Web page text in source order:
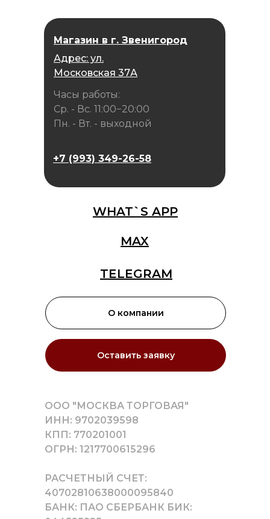
Оставить заявку
О компании
MAX
TELEGRAM
WHAT`S APP
Часы работы:
Ср. - Вс. 11:00−20:00
Пн. - Вт. - выходной
ООО "МОСКВА ТОРГОВАЯ"
ИНН: 9702039598
КПП: 770201001
ОГРН: 1217700615296
РАСЧЕТНЫЙ СЧЕТ:
40702810638000095840
БАНК: ПАО СБЕРБАНК БИК:
Магазин в г. Звенигород
Адрес: ул.
Московская 37А
+7 (993) 349-26-58